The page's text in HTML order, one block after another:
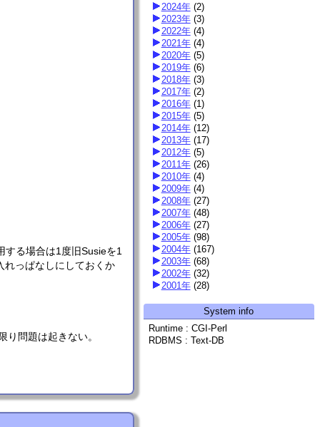
2024年 (2)
2023年 (3)
2022年 (4)
2021年 (4)
2020年 (5)
2019年 (6)
2018年 (3)
2017年 (2)
2016年 (1)
2015年 (5)
2014年 (12)
2013年 (17)
2012年 (5)
2011年 (26)
2010年 (4)
2009年 (4)
2008年 (27)
2007年 (48)
2006年 (27)
2005年 (98)
2004年 (167)
2003年 (68)
2002年 (32)
2001年 (28)
System info
Runtime : CGI-Perl
RDBMS : Text-DB
る場合は1度旧Susieを1
れっぱなしにしておくか
問題は起きない。